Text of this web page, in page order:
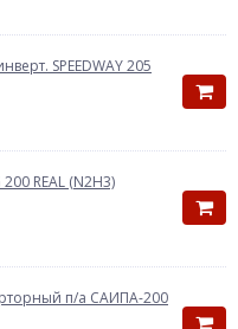
SPEEDWAY 205
REAL (N2H3)
п/а САИПА-200